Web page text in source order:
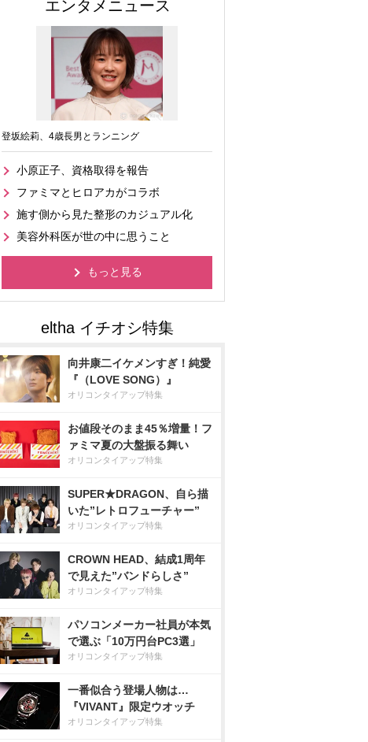
エンタメニュース
登坂絵莉、4歳長男とランニング
小原正子、資格取得を報告
ファミマとヒロアカがコラボ
施す側から見た整形のカジュアル化
美容外科医が世の中に思うこと
もっと見る
向井康二イケメンすぎ！純愛
『（LOVE SONG）』
オリコンタイアップ特集
お値段そのまま45％増量！フ
ァミマ夏の大盤振る舞い
オリコンタイアップ特集
SUPER★DRAGON、自ら描
いた”レトロフューチャー”
オリコンタイアップ特集
CROWN HEAD、結成1周年
で見えた”バンドらしさ”
オリコンタイアップ特集
パソコンメーカー社員が本気
で選ぶ「10万円台PC3選」
オリコンタイアップ特集
一番似合う登場人物は…
『VIVANT』限定ウオッチ
オリコンタイアップ特集